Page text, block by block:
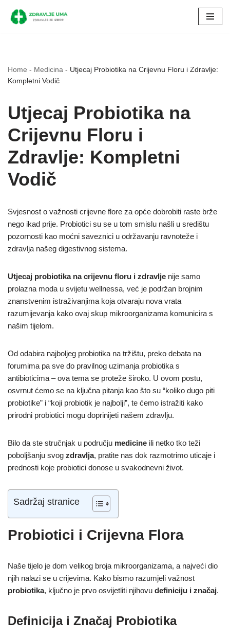
Skip
Home - Medicina - Utjecaj Probiotika na Crijevnu Floru i Zdravlje:
Kompletni Vodič
Utjecaj Probiotika na
Crijevnu Floru i
Zdravlje: Kompletni
Vodič
Svjesnost o važnosti crijevne flore za opće dobrobiti raste brže
nego ikad prije. Probiotici su se u tom smislu našli u središtu
pozornosti kao moćni saveznici u održavanju ravnoteže i
zdravlja našeg digestivnog sistema.
Utjecaj probiotika na crijevnu floru i zdravlje nije samo
prolazna moda u svijetu wellnessa, već je podržan brojnim
znanstvenim istraživanjima koja otvaraju nova vrata
razumijevanja kako ovaj skup mikroorganizama komunicira s
našim tijelom.
Od odabira najboljeg probiotika na tržištu, preko debata na
forumima pa sve do pravilnog uzimanja probiotika s
antibioticima – ova tema se proteže široko. U ovom postu,
osvrnut ćemo se na ključna pitanja kao što su “koliko dugo piti
probiotike” i “koji probiotik je najbolji”, te ćemo istražiti kako
prirodni probiotici mogu doprinijeti našem zdravlju.
Bilo da ste stručnjak u području medicine ili netko tko teži
poboljšanju svog zdravlja, pratite nas dok razmotrimo uticaje i
prednosti koje probiotici donose u svakodnevni život.
Sadržaj stranice
Probiotici i Crijevna Flora
Naše tijelo je dom velikog broja mikroorganizama, a najveći dio
njih nalazi se u crijevima. Kako bismo razumjeli važnost
probiotika, ključno je prvo osvijetliti njihovu definiciju i značaj.
Definicija i Značaj Probiotika